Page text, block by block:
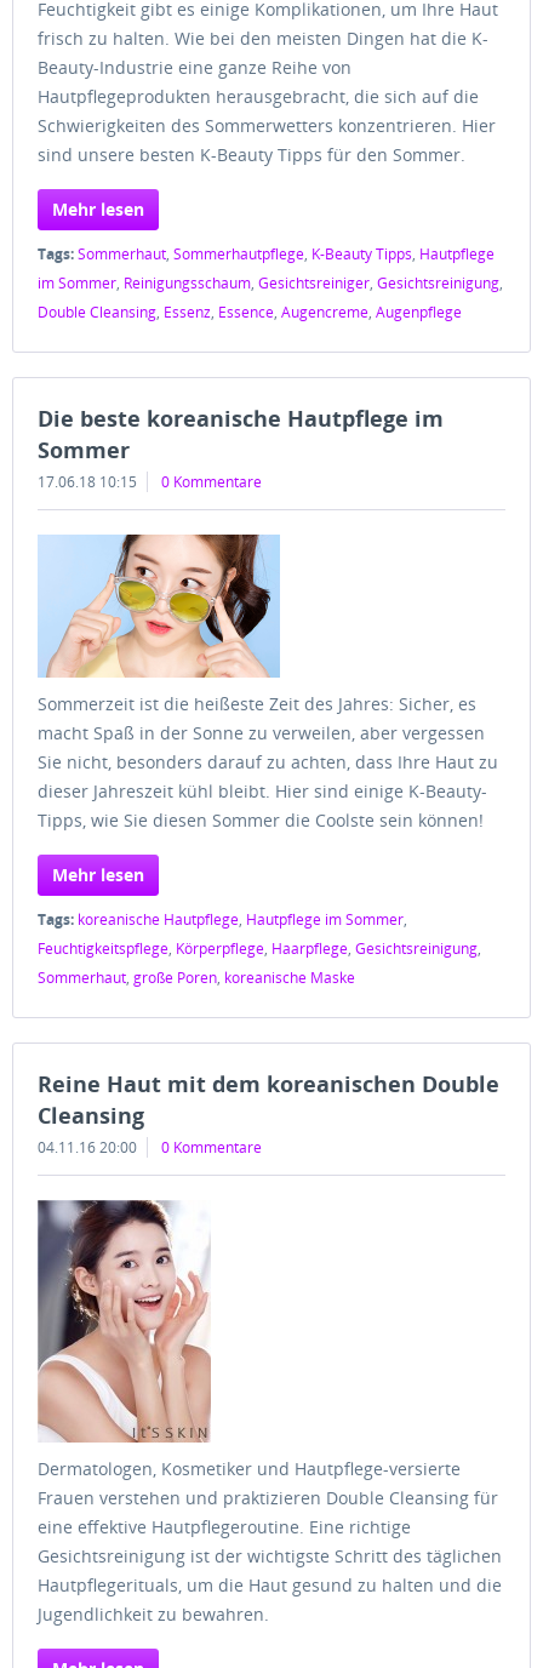
Feuchtigkeit gibt es einige Komplikationen, um Ihre Haut
frisch zu halten. Wie bei den meisten Dingen hat die K-
Beauty-Industrie eine ganze Reihe von
Hautpflegeprodukten herausgebracht, die sich auf die
Schwierigkeiten des Sommerwetters konzentrieren. Hier
sind unsere besten K-Beauty Tipps für den Sommer.
Mehr lesen
Tags:Sommerhaut, Sommerhautpflege, K-Beauty Tipps, Hautpflege
im Sommer, Reinigungsschaum, Gesichtsreiniger, Gesichtsreinigung,
Double Cleansing, Essenz, Essence, Augencreme, Augenpflege
Die beste koreanische Hautpflege im
Sommer
17.06.18 10:15 0 Kommentare
Sommerzeit ist die heißeste Zeit des Jahres: Sicher, es
macht Spaß in der Sonne zu verweilen, aber vergessen
Sie nicht, besonders darauf zu achten, dass Ihre Haut zu
dieser Jahreszeit kühl bleibt. Hier sind einige K-Beauty-
Tipps, wie Sie diesen Sommer die Coolste sein können!
Mehr lesen
Tags: koreanische Hautpflege, Hautpflege im Sommer,
Feuchtigkeitspflege, Körperpflege, Haarpflege, Gesichtsreinigung,
Sommerhaut, große Poren, koreanische Maske
Reine Haut mit dem koreanischen Double
Cleansing
04.11.16 20:00 0 Kommentare
Dermatologen, Kosmetiker und Hautpflege-versierte
Frauen verstehen und praktizieren Double Cleansing für
eine effektive Hautpflegeroutine. Eine richtige
Gesichtsreinigung ist der wichtigste Schritt des täglichen
Hautpflegerituals, um die Haut gesund zu halten und die
Jugendlichkeit zu bewahren.